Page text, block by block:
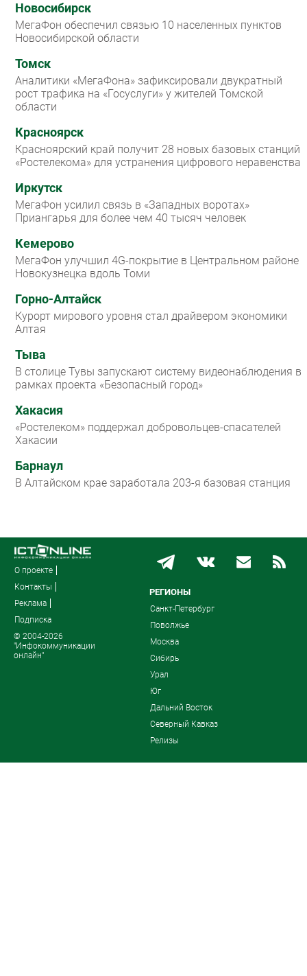
Новосибирск
МегаФон обеспечил связью 10 населенных пунктов
Новосибирской области
Томск
Аналитики «МегаФона» зафиксировали двукратный
рост трафика на «Госуслуги» у жителей Томской
области
Красноярск
Красноярский край получит 28 новых базовых станций
«Ростелекома» для устранения цифрового неравенства
Иркутск
МегаФон усилил связь в «Западных воротах»
Приангарья для более чем 40 тысяч человек
Кемерово
МегаФон улучшил 4G-покрытие в Центральном районе
Новокузнецка вдоль Томи
Горно-Алтайск
Курорт мирового уровня стал драйвером экономики
Алтая
Тыва
В столице Тувы запускают систему видеонаблюдения в
рамках проекта «Безопасный город»
Хакасия
«Ростелеком» поддержал добровольцев-спасателей
Хакасии
Барнаул
В Алтайском крае заработала 203-я базовая станция
О проекте
Контакты
Реклама
Подписка
© 2004-2026
"Инфокоммуникации
онлайн"
РЕГИОНЫ
Санкт-Петербург
Поволжье
Москва
Сибирь
Урал
Юг
Дальний Восток
Северный Кавказ
Релизы